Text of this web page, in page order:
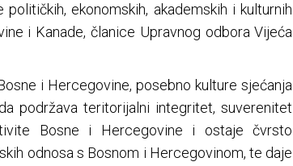
ekonomskih, akademskih i kulturnih
i Kanade, članice Upravnog odbora Vijeća
i Hercegovine, posebno kulture sjećanja
podržava teritorijalni integritet, suverenitet
Bosne i Hercegovine i ostaje čvrsto
odnosa s Bosnom i Hercegovinom, te daje